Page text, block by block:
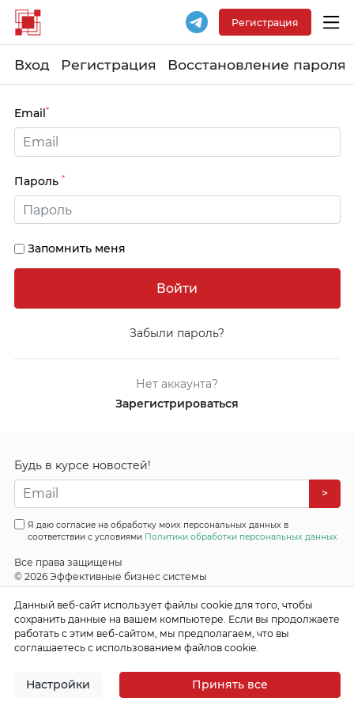
Регистрация
Вход Регистрация Восстановление пароля
Email*
Пароль *
Запомнить меня
Забыли пароль?
Нет аккаунта?
Зарегистрироваться
Будь в курсе новостей!
>
Я даю согласие на обработку моих персональных данных в
соответствии с условиями Политики обработки персональных данных
Все права защищены
© 2026 Эффективные бизнес системы
Данный веб-сайт использует файлы cookie для того, чтобы
сохранить данные на вашем компьютере. Если вы продолжаете
работать с этим веб-сайтом, мы предполагаем, что вы
соглашаетесь с использованием файлов cookie.
Настройки Принять все